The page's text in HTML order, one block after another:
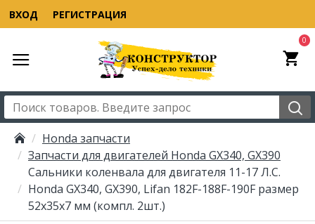
ВХОД РЕГИСТРАЦИЯ
0
Honda запчасти
Запчасти для двигателей Honda GX340, GX390
Сальники коленвала для двигателя 11-17 Л.С.
Honda GX340, GX390, Lifan 182F-188F-190F размер
52x35x7 мм (компл. 2шт.)